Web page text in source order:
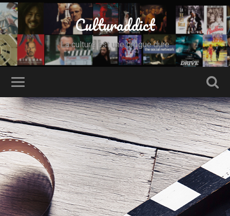
Culturaddict
La culture est une drogue dure